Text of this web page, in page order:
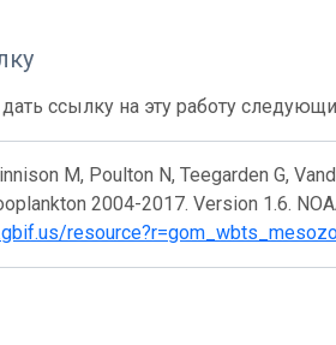
ссылку на эту работу
M, Poulton N, Teegarden G,
2004-2017. Version 1.6.